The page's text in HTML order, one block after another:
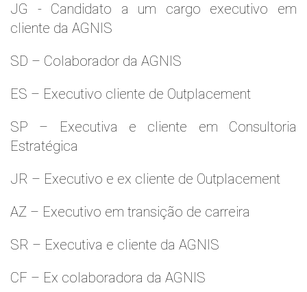
JG - Candidato a um cargo executivo em
cliente da AGNIS
SD – Colaborador da AGNIS
ES – Executivo cliente de Outplacement
SP – Executiva e cliente em Consultoria
Estratégica
JR – Executivo e ex cliente de Outplacement
AZ – Executivo em transição de carreira
SR – Executiva e cliente da AGNIS
CF – Ex colaboradora da AGNIS